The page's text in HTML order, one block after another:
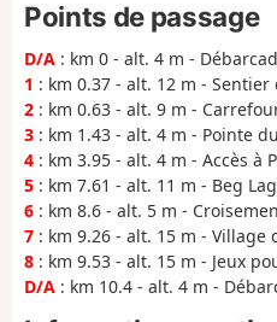
Points de passage
D/A : km 0 - alt. 4 m -
1 : km 0.37 - alt. 12 m - Sentier
2 : km 0.63 - alt. 9 m -
3 : km 1.43 - alt. 4 m - Pointe
4 : km 3.95 - alt. 4 m - Accès à
5 : km 7.61 - alt. 11 m - Beg
6 : km 8.6 - alt. 5 m -
7 : km 9.26 - alt. 15 m - Village
8 : km 9.53 - alt. 15 m - Jeux
D/A : km 10.4 - alt. 4 m -